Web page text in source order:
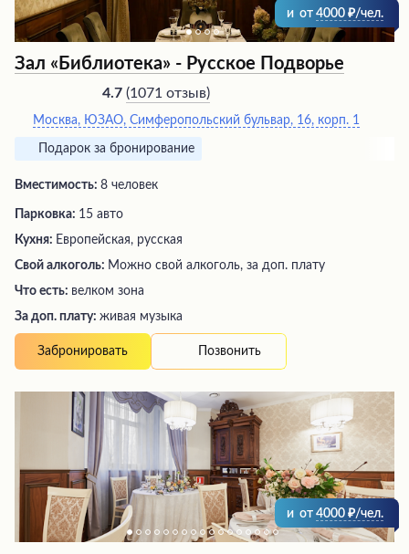
и от 4000 /чел.
Зал «Библиотека» - Русское Подворье
4.7 (1071 отзыв)
Москва, ЮЗАО, Симферопольский бульвар, 16, корп. 1
Подарок за бронирование
Вместимость: 8 человек
Парковка: 15 авто
Кухня: Европейская, русская
Свой алкоголь: Можно свой алкоголь, за доп. плату
Что есть: велком зона
За доп. плату: живая музыка
Забронировать Позвонить
и от 4000 /чел.